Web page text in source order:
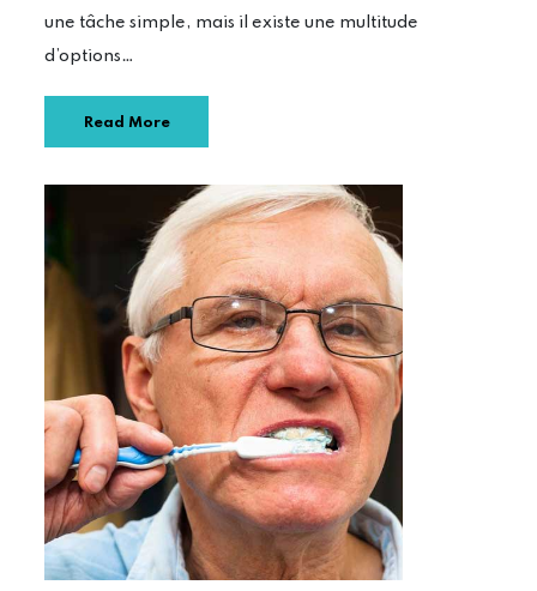
une tâche simple, mais il existe une multitude
d’options…
Read More